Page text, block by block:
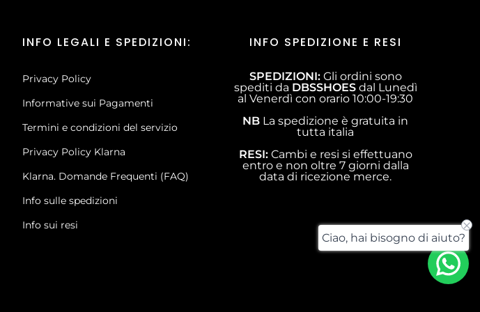
INFO LEGALI E SPEDIZIONI:
Privacy Policy
Informative sui Pagamenti
Termini e condizioni del servizio
Privacy Policy Klarna
Klarna. Domande Frequenti (FAQ)
Info sulle spedizioni
Info sui resi
INFO SPEDIZIONE E RESI
SPEDIZIONI:Gli ordini sono
spediti da DBSSHOESdal Lunedì
al Venerdì con orario 10:00-19:30
NB La spedizione è gratuita in
tutta italia
RESI:Cambi e resi si effettuano
entro e non oltre 7 giorni dalla
data di ricezione merce.
Ciao, hai bisogno di aiuto?